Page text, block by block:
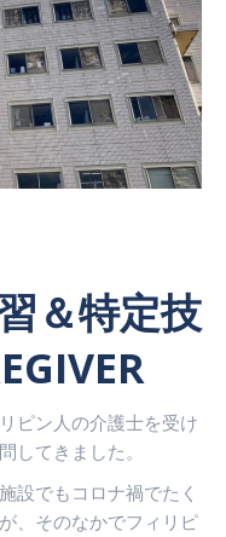
＆特定技
ピン人の介護士を受け
してきました。
設でもコロナ禍でたく
、そのなかでフィリピ